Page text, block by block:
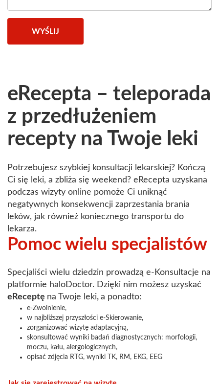
WYŚLIJ
eRecepta – teleporada
z przedłużeniem
recepty na Twoje leki
Potrzebujesz szybkiej konsultacji lekarskiej? Kończą
Ci się leki, a zbliża się weekend? eRecepta uzyskana
podczas wizyty online pomoże Ci uniknąć
negatywnych konsekwencji zaprzestania brania
leków, jak również koniecznego transportu do
lekarza.
Pomoc wielu specjalistów
Specjaliści wielu dziedzin prowadzą e-Konsultacje na
platformie haloDoctor. Dzięki nim możesz uzyskać
eReceptę na Twoje leki, a ponadto:
e-Zwolnienie,
w najbliższej przyszłości e-Skierowanie,
zorganizować wizytę adaptacyjną,
skonsultować wyniki badań diagnostycznych: morfologii,
moczu, kału, alergologicznych,
opisać zdjęcia RTG, wyniki TK, RM, EKG, EEG